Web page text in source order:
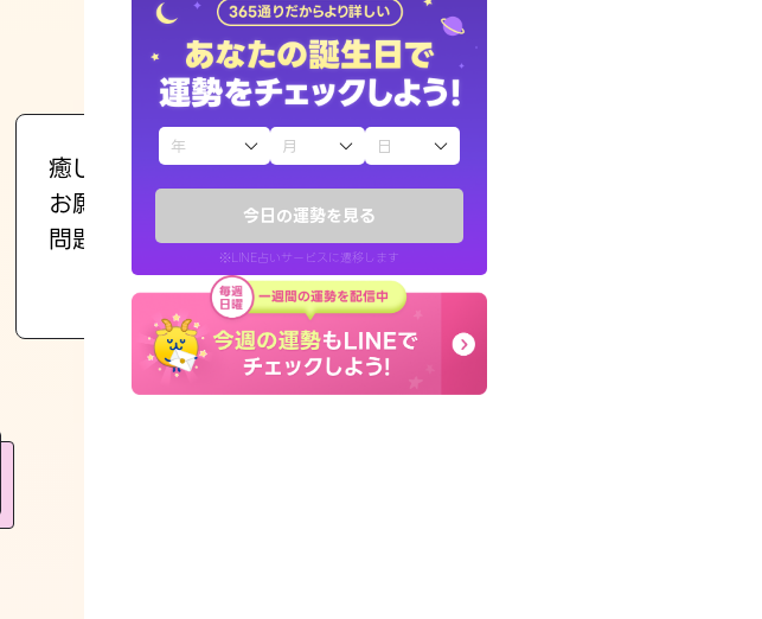
今日の運勢を見る
※LINE占いサービスに遷移します
おすすめの占い師
よくある質問
えもじの子（占）12星座占い
お知らせ
癒し系でおしゃべりしたくて鑑定を
お願いしてます(笑)
問題解決もピカイチ！
50代 女性